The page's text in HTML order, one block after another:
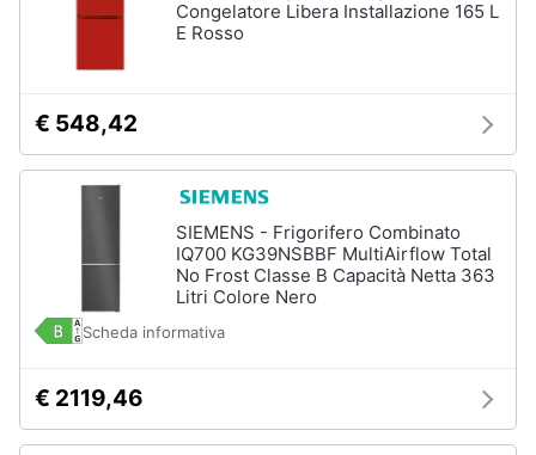
Termoconvettore
Condizionatori
fissi
professionali
industriali
Congelatore Libera Installazione 165 L
E Rosso
€ 548,42
SIEMENS - Frigorifero Combinato
IQ700 KG39NSBBF MultiAirflow Total
No Frost Classe B Capacità Netta 363
Litri Colore Nero
Scheda informativa
€ 2119,46